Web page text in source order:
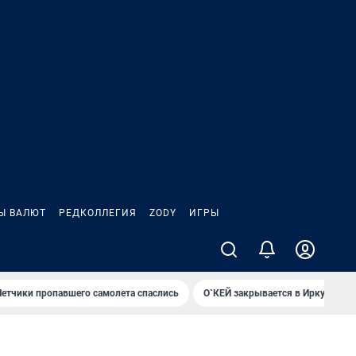
ВАЛЮТ РЕДКОЛЛЕГИЯ ZODY ИГРЫ
пропавшего самолета спаслись О`КЕЙ закрывается в Иркутске